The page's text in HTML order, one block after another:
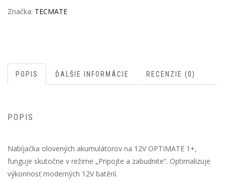
Značka: TECMATE
POPIS ĎALŠIE INFORMÁCIE RECENZIE (0)
POPIS
Nabíjačka olovených akumulátorov na 12V OPTIMATE 1+,
funguje skutočne v režime „Pripojte a zabudnite“. Optimalizuje
výkonnosť moderných 12V batérií.